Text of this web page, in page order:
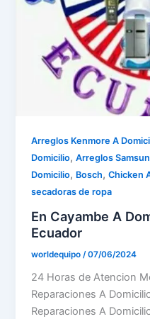
Arreglos Kenmore A
Domicilio,Arreglos
Domicilio, Bosch,Chicken
secadoras de ropa
En Cayambe A
Ecuador
worldequipo /07/06/2024
24 Horas de Atencion
Reparaciones A
Reparaciones A